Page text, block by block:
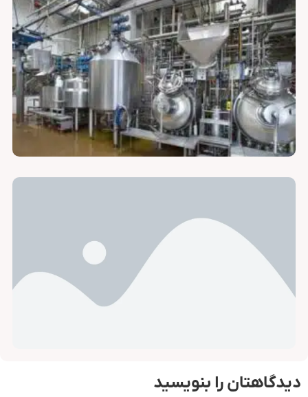
لوازم فیلتر مواد غذایی و آشامیدنی
لوازم فیلتر مایع و جامد
را بنویسید